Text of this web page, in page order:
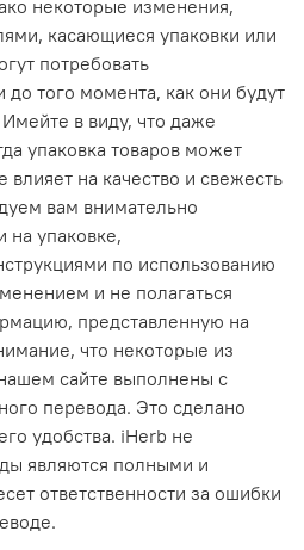
некоторые изменения,
касающиеся упаковки или
потребовать
того момента, как они будут
в виду, что даже
упаковка товаров может
влияет на качество и свежесть
вам внимательно
на упаковке,
по использованию
и не полагаться
представленную на
что некоторые из
сайте выполнены с
перевода. Это сделано
удобства. iHerb не
являются полными и
ответственности за ошибки